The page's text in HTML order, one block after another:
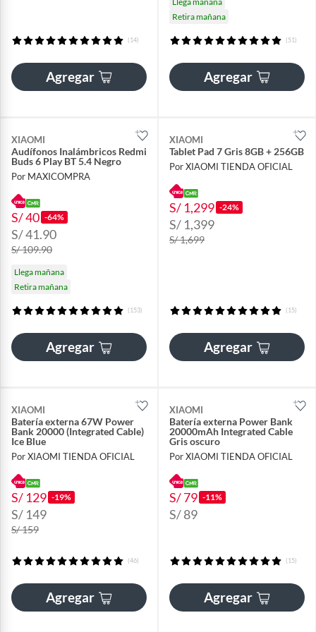
(14)
Agregar
Retira mañana
(51)
Agregar
XIAOMI
Audífonos Inalámbricos Redmi
Buds 6 Play BT 5.4 Negro
Por MAXICOMPRA
S/ 40 -64%
S/ 41.90
S/ 109.90
Llega mañana
Retira mañana
(153)
Agregar
XIAOMI
Tablet Pad 7 Gris 8GB + 256GB
Por XIAOMI TIENDA OFICIAL
S/ 1,299 -24%
S/ 1,399
S/ 1,699
(15)
Agregar
XIAOMI
Batería externa 67W Power
Bank 20000 (Integrated Cable)
Ice Blue
Por XIAOMI TIENDA OFICIAL
S/ 129 -19%
S/ 149
S/ 159
(46)
Agregar
XIAOMI
Batería externa Power Bank
20000mAh Integrated Cable
Gris oscuro
Por XIAOMI TIENDA OFICIAL
S/ 79 -11%
S/ 89
(15)
Agregar